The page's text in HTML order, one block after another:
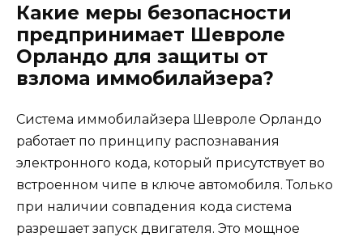
Какие меры безопасности
предпринимает Шевроле
Орландо для защиты от
взлома иммобилайзера?
Система иммобилайзера Шевроле Орландо
работает по принципу распознавания
электронного кода, который присутствует во
встроенном чипе в ключе автомобиля. Только
при наличии совпадения кода система
разрешает запуск двигателя. Это мощное